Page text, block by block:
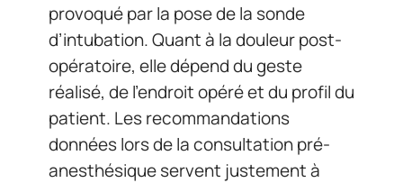
provoqué par la pose de la sonde
d’intubation. Quant à la douleur post-
opératoire, elle dépend du geste
réalisé, de l’endroit opéré et du profil du
patient. Les recommandations
données lors de la consultation pré-
anesthésique servent justement à